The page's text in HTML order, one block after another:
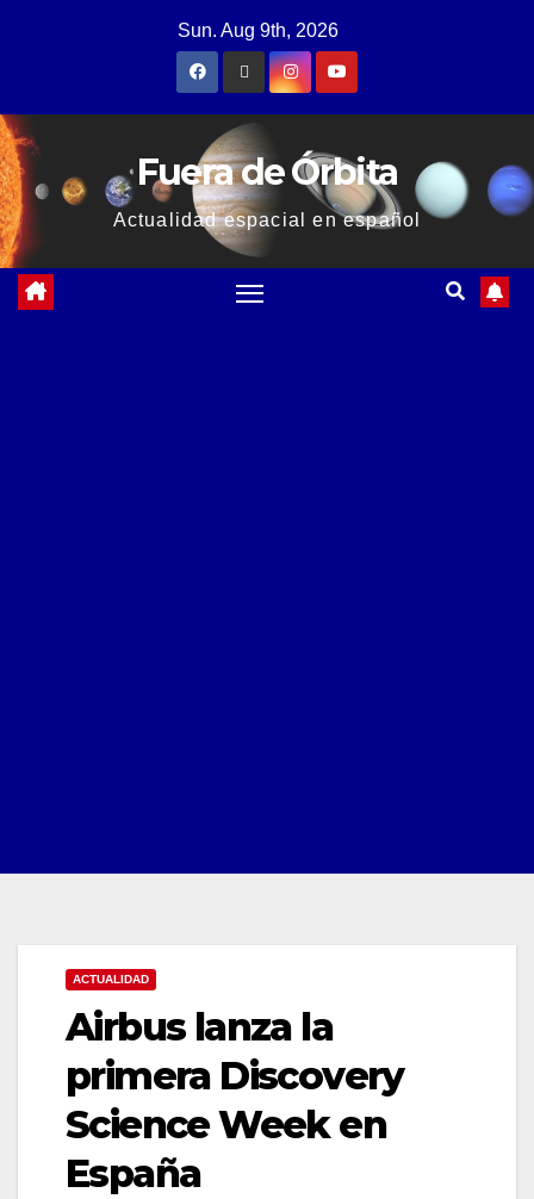
Sun. Aug 9th, 2026
Fuera de Órbita
Actualidad espacial en español
ACTUALIDAD
Airbus lanza la
primera Discovery
Science Week en
España